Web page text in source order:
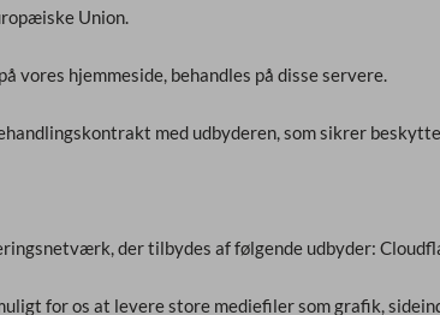
Union.
vores hjemmeside, behandles på disse servere.
med udbyderen, som sikrer
der tilbydes af følgende udbyder:
for os at levere store mediefiler som grafik,